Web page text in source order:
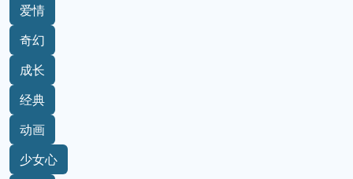
爱情
奇幻
成长
经典
动画
少女心